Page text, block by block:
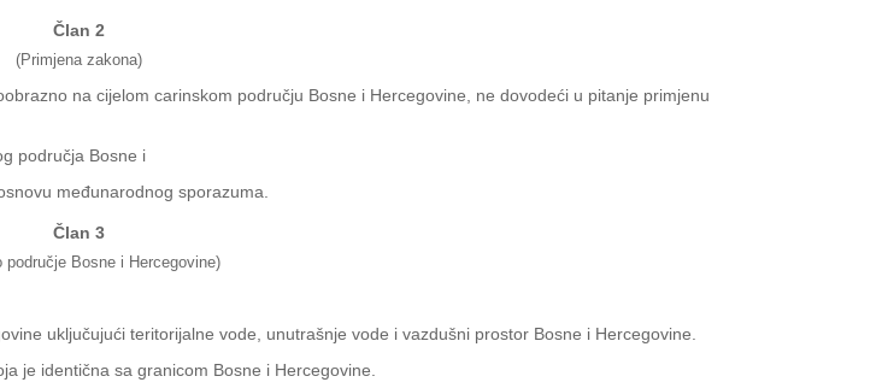
Član 2
(Primjena zakona)
na cijelom carinskom području Bosne i Hercegovine, ne dovodeći u pitanje primjenu
područja Bosne i
međunarodnog sporazuma.
Član 3
područje Bosne i Hercegovine)
uključujući teritorijalne vode, unutrašnje vode i vazdušni prostor Bosne i Hercegovine.
je identična sa granicom Bosne i Hercegovine.